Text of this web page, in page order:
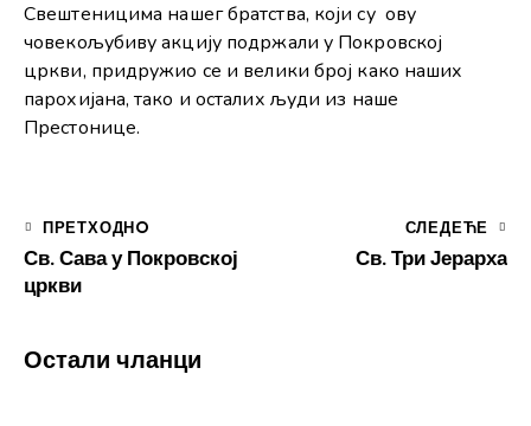
Свештеницима нашег братства, који су ову
човекољубиву акцију подржали у Покровској
цркви, придружио се и велики број како наших
парохијана, тако и осталих људи из наше
Престонице.
ПРЕТХОДНO
Св. Сава у Покровској
цркви
СЛЕДЕЋЕ
Св. Три Јерарха
Остали чланци